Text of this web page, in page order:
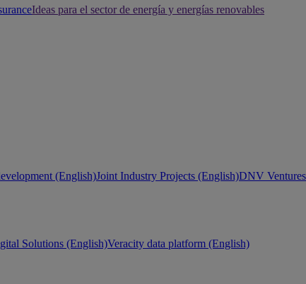
Ideas para el sector de energía y energías renovables
(English)Joint Industry Projects (English)DNV
Solutions (English)Veracity data platform (English)